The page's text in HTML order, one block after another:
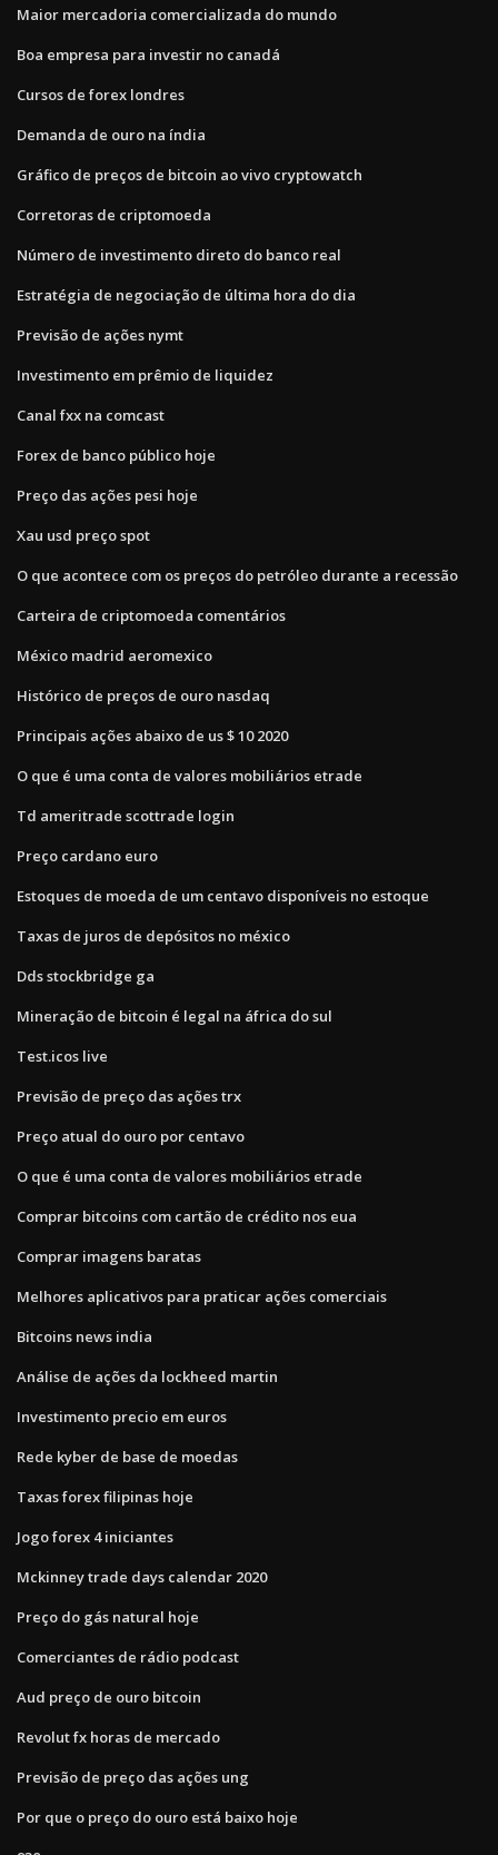
Maior mercadoria comercializada do mundo
Boa empresa para investir no canadá
Cursos de forex londres
Demanda de ouro na índia
Gráfico de preços de bitcoin ao vivo cryptowatch
Corretoras de criptomoeda
Número de investimento direto do banco real
Estratégia de negociação de última hora do dia
Previsão de ações nymt
Investimento em prêmio de liquidez
Canal fxx na comcast
Forex de banco público hoje
Preço das ações pesi hoje
Xau usd preço spot
O que acontece com os preços do petróleo durante a recessão
Carteira de criptomoeda comentários
México madrid aeromexico
Histórico de preços de ouro nasdaq
Principais ações abaixo de us $ 10 2020
O que é uma conta de valores mobiliários etrade
Td ameritrade scottrade login
Preço cardano euro
Estoques de moeda de um centavo disponíveis no estoque
Taxas de juros de depósitos no méxico
Dds stockbridge ga
Mineração de bitcoin é legal na áfrica do sul
Test.icos live
Previsão de preço das ações trx
Preço atual do ouro por centavo
O que é uma conta de valores mobiliários etrade
Comprar bitcoins com cartão de crédito nos eua
Comprar imagens baratas
Melhores aplicativos para praticar ações comerciais
Bitcoins news india
Análise de ações da lockheed martin
Investimento precio em euros
Rede kyber de base de moedas
Taxas forex filipinas hoje
Jogo forex 4 iniciantes
Mckinney trade days calendar 2020
Preço do gás natural hoje
Comerciantes de rádio podcast
Aud preço de ouro bitcoin
Revolut fx horas de mercado
Previsão de preço das ações ung
Por que o preço do ouro está baixo hoje